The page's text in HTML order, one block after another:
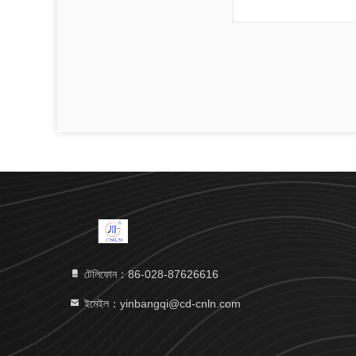
টেলিফোন：86-028-87626616
ইমেইল：yinbangqi@cd-cnln.com